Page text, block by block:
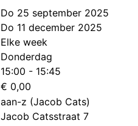
Do 25 september 2025
Do 11 december 2025
Elke week
Donderdag
15:00 - 15:45
€ 0,00
aan-z (Jacob Cats)
Jacob Catsstraat 7